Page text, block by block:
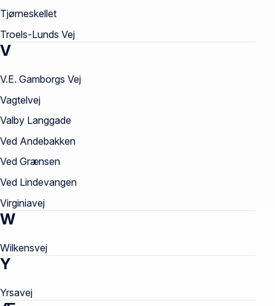
Tjørneskellet
Troels-Lunds Vej
V
V.E. Gamborgs Vej
Vagtelvej
Valby Langgade
Ved Andebakken
Ved Grænsen
Ved Lindevangen
Virginiavej
W
Wilkensvej
Y
Yrsavej